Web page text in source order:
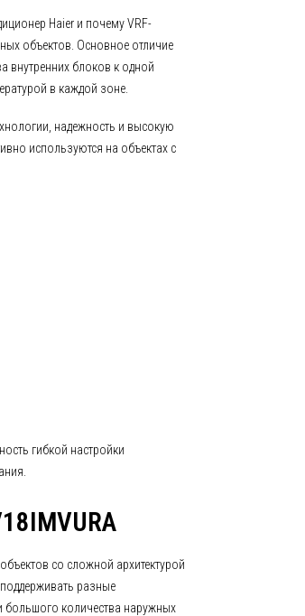
Haier и почему VRF-
объектов. Основное отличие
внутренних блоков к одной
в каждой зоне.
надежность и высокую
используются на объектах с
гибкой настройки
со сложной архитектурой
разные
большого количества наружных